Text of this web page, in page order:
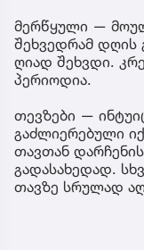
მერწყული —
შეხვედრამ დღის
ღიად შეხვდი.
პერიოდია.
თევზები —
გაძლიერებული
თავთან
გადასახედად.
თავზე სრულად